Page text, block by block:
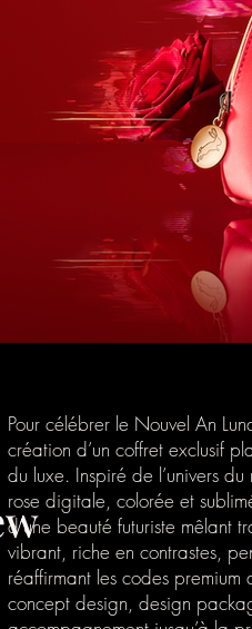
Pour célébrer le Nouvel An
création d’un coffret exclusif
du luxe. Inspiré de l’univers
rose digitale, colorée et
d’une beauté futuriste mêlant
vibrant, riche en contrastes,
réaffirmant les codes
concept design, design